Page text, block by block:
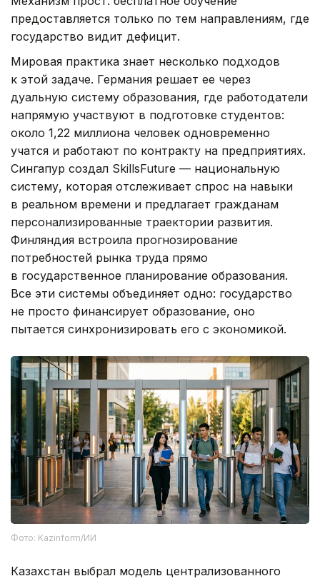
предоставляется только по тем направлениям, где
государство видит дефицит.
Мировая практика знает несколько подходов
к этой задаче. Германия решает ее через
дуальную систему образования, где работодатели
напрямую участвуют в подготовке студентов:
около 1,22 миллиона человек одновременно
учатся и работают по контракту на предприятиях.
Сингапур создал SkillsFuture — национальную
систему, которая отслеживает спрос на навыки
в реальном времени и предлагает гражданам
персонализированные траектории развития.
Финляндия встроила прогнозирование
потребностей рынка труда прямо
в государственное планирование образования.
Все эти системы объединяет одно: государство
не просто финансирует образование, оно
пытается синхронизировать его с экономикой.
Фото: Kazinform/ИИ
Казахстан выбрал модель централизованного